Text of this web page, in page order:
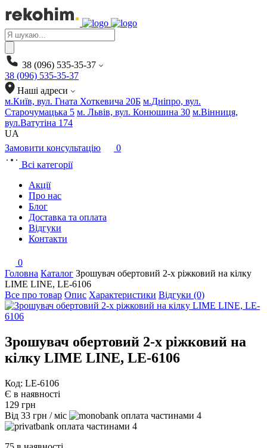
Products
search
38 (096) 535-35-37
38 (096) 535-35-37
Наші адреси
м.Київ, вул. Гната Хоткевича 20Б м.Дніпро, вул.
Старочумацька 5 м. Львів, вул. Конюшина 30 м.Вінниця,
вул.Ватутіна 174
UA
Замовити консультацію
0
Всі категорії
Акції
Про нас
Блог
Доставка та оплата
Відгуки
Контакти
0
Головна Каталог Зрошувач обертовий 2-х ріжковий на кілку
LIME LINE, LE-6106
Все про товар Опис Характеристики Відгуки (0)
Зрошувач обертовий 2-х ріжковий на
кілку LIME LINE, LE-6106
Код: LE-6106
Є в наявності
129 грн
Від 33 грн / міс
4
4